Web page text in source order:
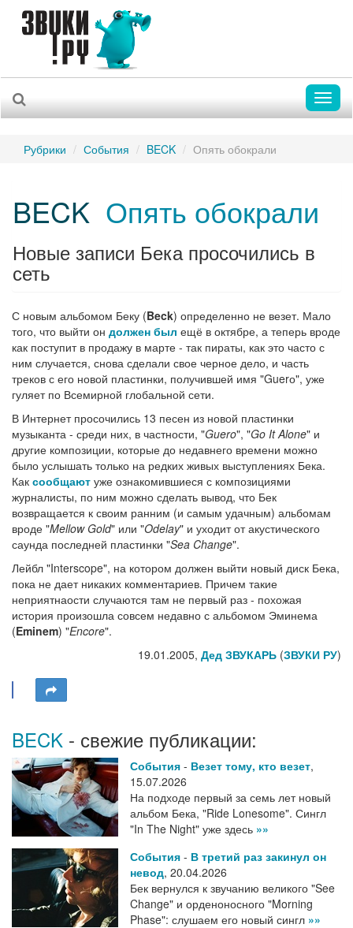
Рубрики События BECK Опять обокрали
BECK Опять обокрали
Новые записи Бека просочились в
сеть
С новым альбомом Беку (Beck) определенно не везет. Мало
того, что выйти он должен был ещё в октябре, а теперь вроде
как поступит в продажу в марте - так пираты, как это часто с
ним случается, снова сделали свое черное дело, и часть
треков с его новой пластинки, получившей имя "Guerо", уже
гуляет по Всемирной глобальной сети.
В Интернет просочились 13 песен из новой пластинки
музыканта - среди них, в частности, "Guero", "Go It Alone" и
другие композиции, которые до недавнего времени можно
было услышать только на редких живых выступлениях Бека.
Как сообщают уже ознакомившиеся с композициями
журналисты, по ним можно сделать вывод, что Бек
возвращается к своим ранним (и самым удачным) альбомам
вроде "Mellow Gold" или "Odelay" и уходит от акустического
саунда последней пластинки "Sea Change".
Лейбл "Interscope", на котором должен выйти новый диск Бека,
пока не дает никаких комментариев. Причем такие
неприятнаости случаются там не первый раз - похожая
история произошла совсем недавно с альбомом Эминема
(Eminem) "Encore".
19.01.2005, Дед ЗВУКАРЬ (ЗВУКИ РУ)
BECK - свежие публикации:
События - Везет тому, кто везет,
15.07.2026
На подходе первый за семь лет новый
альбом Бека, "Ride Lonesome". Сингл
"In The Night" уже здесь »»
События - В третий раз закинул он
невод, 20.04.2026
Бек вернулся к звучанию великого "See
Change" и орденоносного "Morning
Phase": слушаем его новый сингл »»